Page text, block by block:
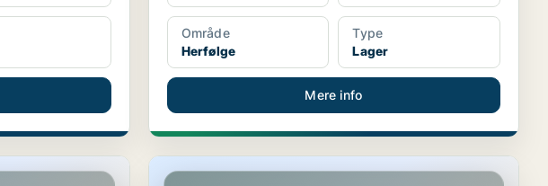
Område
Herfølge
Type
Lager
Mere info
Lager i Herfølge